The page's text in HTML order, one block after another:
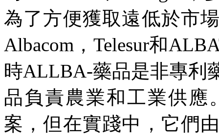
為了方便獲取遠低於市
Albacom ， Telesur和
時ALLBA-藥品是非專利
品負責農業和工業供應
案，但在實踐中，它們